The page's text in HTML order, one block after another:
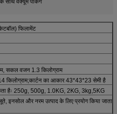
साथ वैक्यूम पैकिंग
फिलामेंट
सकल वजन 1.3 किलोग्राम
किलोग्राम;कार्टन का आकार 43*43*23 सेमी है
हैः 250g, 500g, 1.0KG, 2KG, 3kg,5KG
इनसोल और नरम उत्पाद के लिए प्रयोग किया जाता